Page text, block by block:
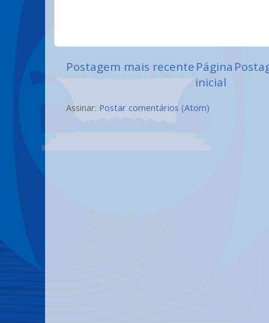
Postagem mais recentePágina
inicial
Assinar: Postar comentários (Atom)